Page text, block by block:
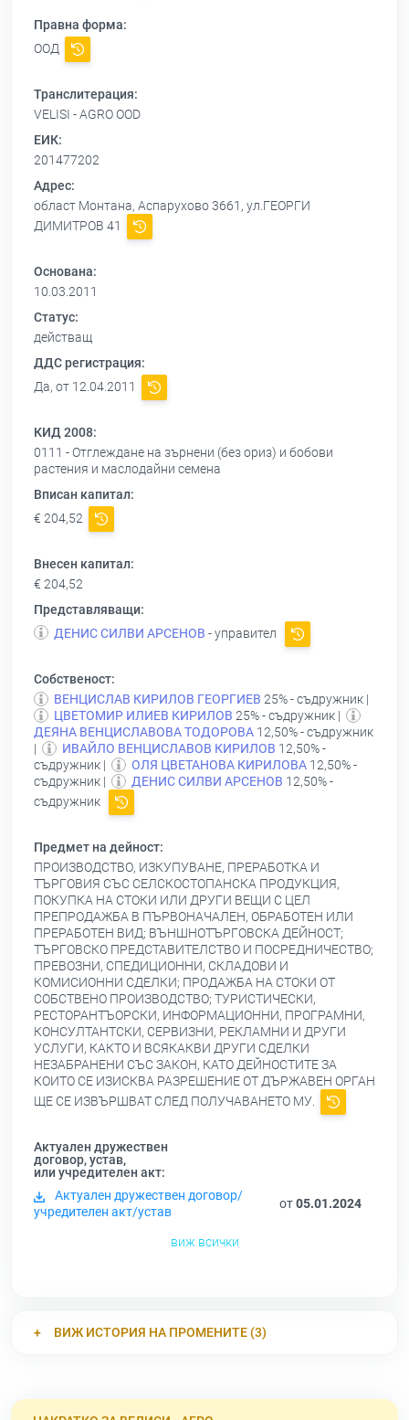
Правна форма:
ООД
Транслитерация:
VELISI - AGRO OOD
ЕИК:
201477202
Адрес:
област Монтана, Аспарухово 3661, ул.ГЕОРГИ
ДИМИТРОВ 41
Основана:
10.03.2011
Статус:
действащ
ДДС регистрация:
Да, от 12.04.2011
КИД 2008:
0111 - Отглеждане на зърнени (без ориз) и бобови
растения и маслодайни семена
Вписан капитал:
€ 204,52
Внесен капитал:
€ 204,52
Представляващи:
ДЕНИС СИЛВИ АРСЕНОВ - управител
Собственост:
ВЕНЦИСЛАВ КИРИЛОВ ГЕОРГИЕВ 25% - съдружник |
ЦВЕТОМИР ИЛИЕВ КИРИЛОВ 25% - съдружник |
ДЕЯНА ВЕНЦИСЛАВОВА ТОДОРОВА 12,50% - съдружник
|
ИВАЙЛО ВЕНЦИСЛАВОВ КИРИЛОВ 12,50% -
съдружник |
ОЛЯ ЦВЕТАНОВА КИРИЛОВА 12,50% -
съдружник |
ДЕНИС СИЛВИ АРСЕНОВ 12,50% -
съдружник
Предмет на дейност:
ПРОИЗВОДСТВО, ИЗКУПУВАНЕ, ПРЕРАБОТКА И
ТЪРГОВИЯ СЪС СЕЛСКОСТОПАНСКА ПРОДУКЦИЯ,
ПОКУПКА НА СТОКИ ИЛИ ДРУГИ ВЕЩИ С ЦЕЛ
ПРЕПРОДАЖБА В ПЪРВОНАЧАЛЕН, ОБРАБОТЕН ИЛИ
ПРЕРАБОТЕН ВИД; ВЪНШНОТЪРГОВСКА ДЕЙНОСТ;
ТЪРГОВСКО ПРЕДСТАВИТЕЛСТВО И ПОСРЕДНИЧЕСТВО;
ПРЕВОЗНИ, СПЕДИЦИОННИ, СКЛАДОВИ И
КОМИСИОННИ СДЕЛКИ; ПРОДАЖБА НА СТОКИ ОТ
СОБСТВЕНО ПРОИЗВОДСТВО; ТУРИСТИЧЕСКИ,
РЕСТОРАНТЪОРСКИ, ИНФОРМАЦИОННИ, ПРОГРАМНИ,
КОНСУЛТАНТСКИ, СЕРВИЗНИ, РЕКЛАМНИ И ДРУГИ
УСЛУГИ, КАКТО И ВСЯКАКВИ ДРУГИ СДЕЛКИ
НЕЗАБРАНЕНИ СЪС ЗАКОН, КАТО ДЕЙНОСТИТЕ ЗА
КОИТО СЕ ИЗИСКВА РАЗРЕШЕНИЕ ОТ ДЪРЖАВЕН ОРГАН
ЩЕ СЕ ИЗВЪРШВАТ СЛЕД ПОЛУЧАВАНЕТО МУ.
Актуален дружествен
договор, устав,
или учредителен акт:
Актуален дружествен договор/
учредителен акт/устав
от05.01.2024
виж всички
ВИЖ ИСТОРИЯ НА ПРОМЕНИТЕ (3)